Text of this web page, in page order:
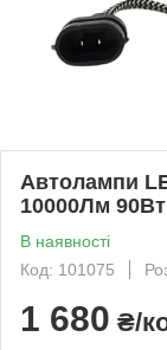
Автолампи
10000Лм
В наявності
Код: 101075
1 680 ₴/